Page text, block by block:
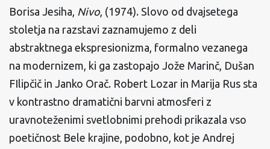
Borisa Jesiha, Nivo, (1974). Slovo od dvajsetega
stoletja na razstavi zaznamujemo z deli
abstraktnega ekspresionizma, formalno vezanega
na modernizem, ki ga zastopajo Jože Marinč, Dušan
FIlipčič in Janko Orač. Robert Lozar in Marija Rus sta
v kontrastno dramatični barvni atmosferi z
uravnoteženimi svetlobnimi prehodi prikazala vso
poetičnost Bele krajine, podobno, kot je Andrej